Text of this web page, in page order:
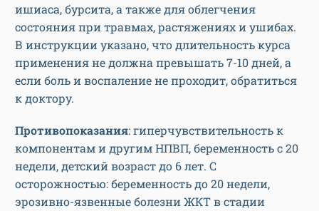
ишиаса, бурсита, а также для облегчения
состояния при травмах, растяжениях и ушибах.
В инструкции указано, что длительность курса
применения не должна превышать 7-10 дней, а
если боль и воспаление не проходит, обратиться
к доктору.
Противопоказания: гиперчувствительность к
компонентам и другим НПВП, беременность с 20
недели, детский возраст до 6 лет. С
осторожностью: беременность до 20 недели,
эрозивно-язвенные болезни ЖКТ в стадии